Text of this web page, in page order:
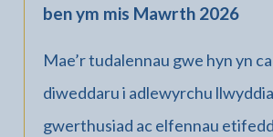
ben ym mis Mawrth 2026
Mae’r tudalennau gwe hyn yn
diweddaru i adlewyrchu
gwerthusiad ac elfennau